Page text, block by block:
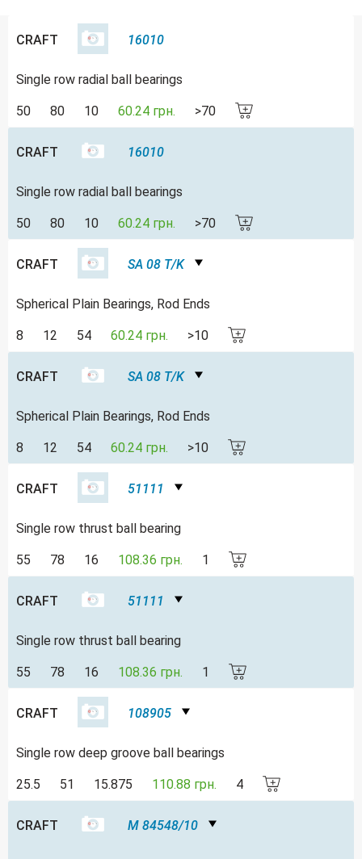
CRAFT 16010
Single row radial ball bearings
50 80 10 60.24 грн. >70
CRAFT 16010
Single row radial ball bearings
50 80 10 60.24 грн. >70
CRAFT SA 08 T/K
Spherical Plain Bearings, Rod Ends
8 12 54 60.24 грн. >10
CRAFT SA 08 T/K
Spherical Plain Bearings, Rod Ends
8 12 54 60.24 грн. >10
CRAFT 51111
Single row thrust ball bearing
55 78 16 108.36 грн. 1
CRAFT 51111
Single row thrust ball bearing
55 78 16 108.36 грн. 1
CRAFT 108905
Single row deep groove ball bearings
25.5 51 15.875 110.88 грн. 4
CRAFT M 84548/10